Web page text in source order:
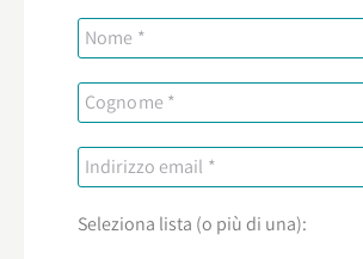
Seleziona lista (o più di una):